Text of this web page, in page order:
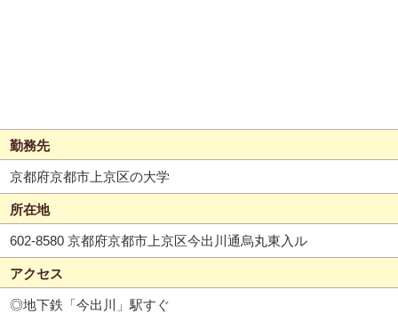
勤務先
京都府京都市上京区の大学
所在地
602-8580 京都府京都市上京区今出川通烏丸東入ル
アクセス
◎地下鉄「今出川」駅すぐ